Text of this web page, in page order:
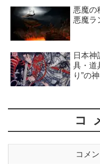
悪魔の
悪魔ラ
日本
具・道
り”の
コ
コメ